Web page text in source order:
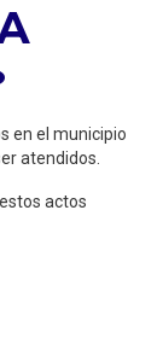
en el municipio
atendidos.
actos